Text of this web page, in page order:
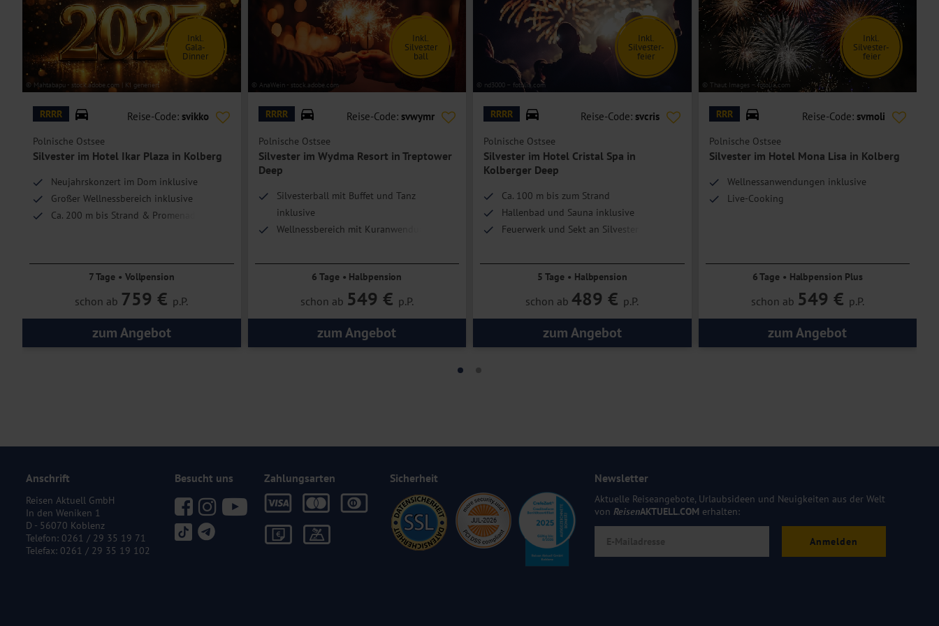
© Mahtabapu - stock.adobe.com | KI generiert
Inkl.
Gala-
Dinner
RRRR Reise-Code: svikko
Polnische Ostsee
Silvester im Hotel Ikar Plaza in Kolberg
Neujahrskonzert im Dom inklusive
Großer Wellnessbereich inklusive
Ca. 200 m bis Strand & Promenade
7 Tage • Vollpension
schon ab 759 € p.P.
zum Angebot
© AnaWein - stock.adobe.com
Inkl.
Silvester
ball
RRRR Reise-Code: svwymr
Polnische Ostsee
Silvester im Wydma Resort in Treptower
Deep
Silvesterball mit Buffet und Tanz
inklusive
Wellnessbereich mit Kuranwendungen
Direkte Strandlage
6 Tage • Halbpension
schon ab 549 € p.P.
zum Angebot
© nd3000 – fotolia.com
Inkl.
Silvester-
feier
RRRR Reise-Code: svcris
Polnische Ostsee
Silvester im Hotel Cristal Spa in
Kolberger Deep
Ca. 100 m bis zum Strand
Hallenbad und Sauna inklusive
Feuerwerk und Sekt an Silvester
5 Tage • Halbpension
schon ab 489 € p.P.
zum Angebot
© Thaut Images – fotolia.com
Inkl.
Silvester-
feier
RRR Reise-Code: svmoli
Polnische Ostsee
Silvester im Hotel Mona Lisa in Kolberg
Wellnessanwendungen inklusive
Live-Cooking
6 Tage • Halbpension Plus
schon ab 549 € p.P.
zum Angebot
Anschrift
Reisen Aktuell GmbH
In den Weniken 1
D - 56070 Koblenz
Telefon: 0261 / 29 35 19 71
Telefax: 0261 / 29 35 19 102
Besucht uns Zahlungsarten Sicherheit Newsletter
Aktuelle Reiseangebote, Urlaubsideen und Neuigkeiten aus der Welt
von ReisenAKTUELL.COM erhalten:
Anmelden